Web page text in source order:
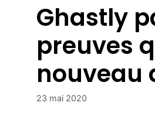
Ghastly
preuves
nouveau
23 mai 2020